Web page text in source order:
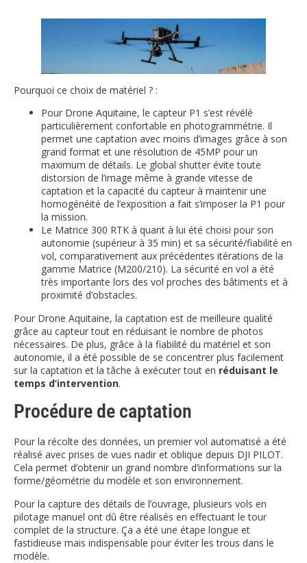
Pourquoi ce choix de matériel ? :
Pour Drone Aquitaine, le capteur P1 s’est révélé
particulièrement confortable en photogrammétrie. Il
permet une captation avec moins d’images grâce à son
grand format et une résolution de 45MP pour un
maximum de détails. Le global shutter évite toute
distorsion de l’image même à grande vitesse de
captation et la capacité du capteur à maintenir une
homogénéité de l’exposition a fait s’imposer la P1 pour
la mission.
Le Matrice 300 RTK à quant à lui été choisi pour son
autonomie (supérieur à 35 min) et sa sécurité/fiabilité en
vol, comparativement aux précédentes itérations de la
gamme Matrice (M200/210). La sécurité en vol a été
très importante lors des vol proches des bâtiments et à
proximité d’obstacles.
Pour Drone Aquitaine, la captation est de meilleure qualité
grâce au capteur tout en réduisant le nombre de photos
nécessaires. De plus, grâce à la fiabilité du matériel et son
autonomie, il a été possible de se concentrer plus facilement
sur la captation et la tâche à exécuter tout en réduisant le
temps d’intervention.
Procédure de captation
Pour la récolte des données, un premier vol automatisé a été
réalisé avec prises de vues nadir et oblique depuis DJI PILOT.
Cela permet d’obtenir un grand nombre d’informations sur la
forme/géométrie du modèle et son environnement.
Pour la capture des détails de l’ouvrage, plusieurs vols en
pilotage manuel ont dû être réalisés en effectuant le tour
complet de la structure. Ça a été une étape longue et
fastidieuse mais indispensable pour éviter les trous dans le
modèle.